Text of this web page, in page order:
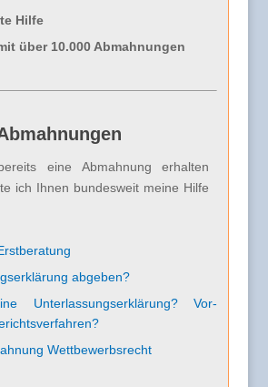
Hilfe
über 10.000 Abmahnungen
eine Abmahnung erhalten
ich Ihnen bundesweit meine Hilfe
abgeben?
Unterlassungserklärung? Vor-
Wettbewerbsrecht